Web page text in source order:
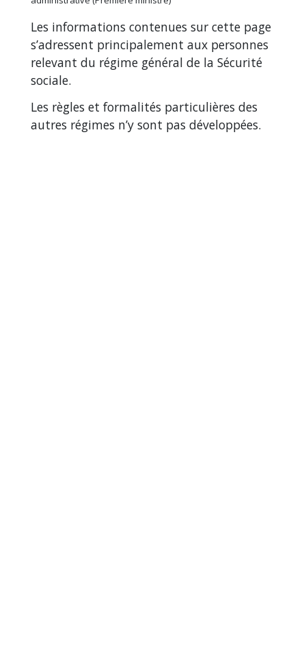
Les informations contenues sur cette page
s’adressent principalement aux personnes
relevant du régime général de la Sécurité
sociale.
Les règles et formalités particulières des
autres régimes n’y sont pas développées.